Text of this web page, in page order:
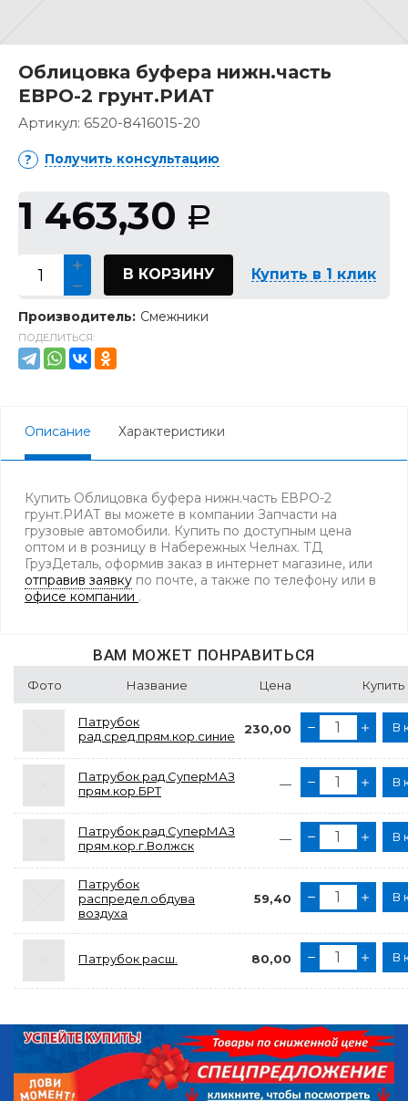
Облицовка буфера нижн.часть
ЕВРО-2 грунт.РИАТ
Артикул: 6520-8416015-20
Получить консультацию
1 463,30 Р
В КОРЗИНУ Купить в 1 клик
Производитель: Смежники
ПОДЕЛИТЬСЯ:
Описание Характеристики
Купить Облицовка буфера нижн.часть ЕВРО-2
грунт.РИАТ вы можете в компании Запчасти на
грузовые автомобили. Купить по доступным цена
оптом и в розницу в Набережных Челнах. ТД
ГрузДеталь, оформив заказ в интернет магазине, или
отправив заявку по почте, а также по телефону или в
офисе компании .
ВАМ МОЖЕТ ПОНРАВИТЬСЯ
Фото Название Цена Купить
Патрубок
рад.сред.прям.кор.синие
230,00 В
Патрубок рад.СуперМАЗ
прям.кор.БРТ
— В
Патрубок рад.СуперМАЗ
прям.кор.г.Волжск
— В
Патрубок
распредел.обдува
воздуха
59,40 В
Патрубок расш. 80,00 В